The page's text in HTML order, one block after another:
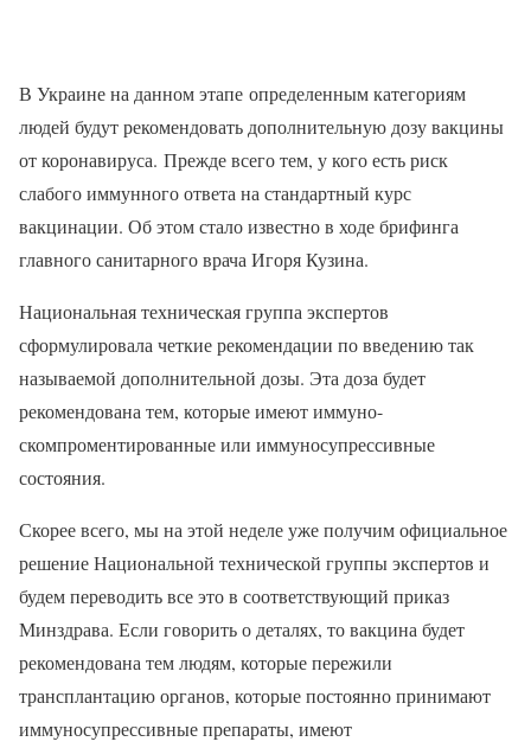
В Украине на данном этапе определенным категориям
людей будут рекомендовать дополнительную дозу вакцины
от коронавируса. Прежде всего тем, у кого есть риск
слабого иммунного ответа на стандартный курс
вакцинации. Об этом стало известно в ходе брифинга
главного санитарного врача Игоря Кузина.
Национальная техническая группа экспертов
сформулировала четкие рекомендации по введению так
называемой дополнительной дозы. Эта доза будет
рекомендована тем, которые имеют иммуно-
скомпроментированные или иммуносупрессивные
состояния.
Скорее всего, мы на этой неделе уже получим официальное
решение Национальной технической группы экспертов и
будем переводить все это в соответствующий приказ
Минздрава. Если говорить о деталях, то вакцина будет
рекомендована тем людям, которые пережили
трансплантацию органов, которые постоянно принимают
иммуносупрессивные препараты, имеют